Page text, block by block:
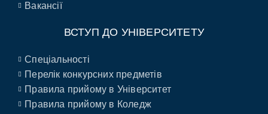
Вакансії
ВСТУП ДО УНІВЕРСИТЕТУ
Спеціальності
Перелік конкурсних предметів
Правила прийому в Університет
Правила прийому в Коледж